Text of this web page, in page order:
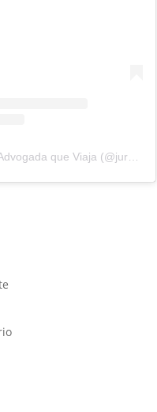
A post shared by Advogada que Viaja (@juremacintra)